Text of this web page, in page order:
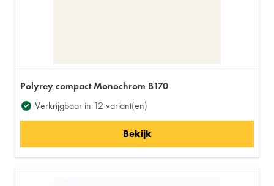
Polyrey compact Monochrom B170
Verkrijgbaar in 12 variant(en)
Bekijk